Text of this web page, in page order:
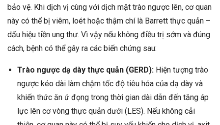
bảo vệ. Khi dịch vị cùng với dịch mật trào ngược lên, cơ quan
này có thể bị viêm, loét hoặc thậm chí là Barrett thực quản –
dấu hiệu tiền ung thư. Vì vậy nếu không điều trị sớm và đúng
cách, bệnh có thể gây ra các biến chứng sau:
Trào ngược dạ dày thực quản (GERD): Hiện tượng trào
ngược kéo dài làm chậm tốc độ tiêu hóa của dạ dày và
khiến thức ăn ứ đọng trong thời gian dài dẫn đến tăng áp
lực lên cơ vòng thực quản dưới (LES). Nếu không cải